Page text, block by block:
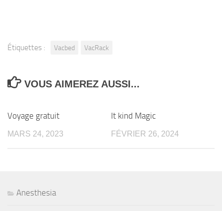
Étiquettes : Vacbed VacRack
VOUS AIMEREZ AUSSI...
Voyage gratuit
MARS 24, 2023
It kind Magic
FÉVRIER 26, 2024
Anesthesia